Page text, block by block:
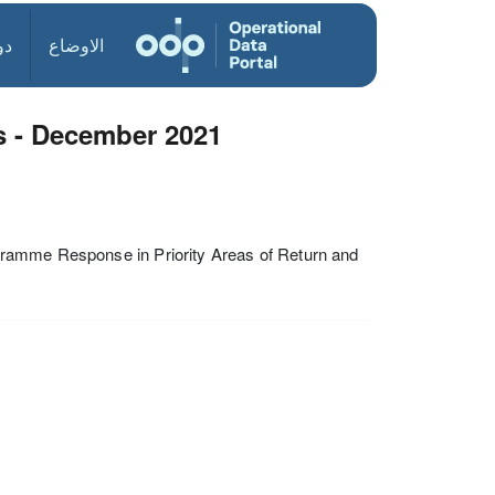
الاوضاع
December 2021
Response in Priority Areas of Return and